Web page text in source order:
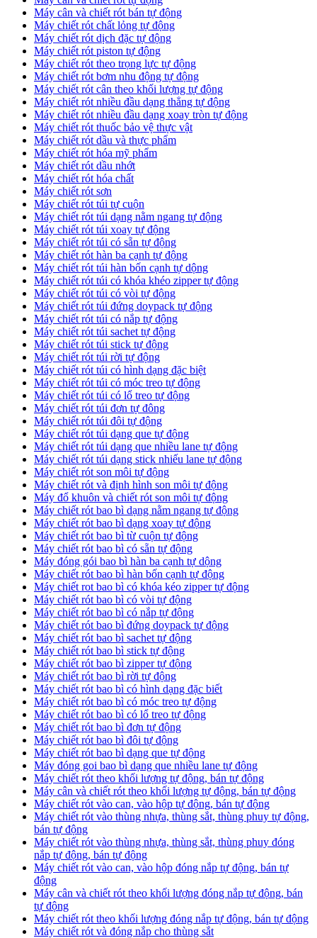
Máy cân và chiết rót bán tự động
​Máy chiết rót chất lỏng tự động
​Máy chiết rót dịch đặc tự động
Máy chiết rót piston tự động
Máy chiết rót theo trọng lực tự động
​Máy chiết rót bơm nhu động tự động
Máy chiết rót cân theo khối lượng tự động
​Máy chiết rót nhiều đầu dạng thẳng tự động
​Máy chiết rót nhiều đầu dạng xoay tròn tự động
Máy chiết rót thuốc bảo vệ thực vật
Máy chiết rót dầu và thực phẩm
Máy chiết rót hóa mỹ phẩm
Máy chiết rót dầu nhớt
Máy chiết rót hóa chất
Máy chiết rót sơn
Máy chiết rót túi tự cuộn
Máy chiết rót túi dạng nằm ngang tự động
Máy chiết rót túi xoay tự động
Máy chiết rót túi có sẵn tự động
Máy chiết rót hàn ba cạnh tự động
Máy chiết rót túi hàn bốn cạnh tự dộng
Máy chiết rót túi có khóa khéo zipper tự động
Máy chiết rót túi có vòi tự động
Máy chiết rót túi đứng doypack tự động
Máy chiết rót túi có nắp tự động
Máy chiết rót túi sachet tự động
Máy chiết rót túi stick tự động
Máy chiết rót túi rời tự động
Máy chiết rót túi có hình dạng đặc biệt
Máy chiết rót túi có móc treo tự động
Máy chiết rót túi có lổ treo tự động
Máy chiết rót túi đơn tự đông
Máy chiết rót túi đôi tự động
Máy chiết rót túi dạng que tự động
Máy chiết rót túi dạng que nhiều lane tự động
Máy chiết rót túi dạng stick nhiếu lane tự động
Máy chiết rót son môi tự động
Máy chiết rót và định hình son môi tự động
Máy đổ khuôn và chiết rót son môi tự động
Máy chiết rót bao bì dạng nằm ngang tự động
Máy chiết rót bao bì dạng xoay tự động
Máy chiết rót bao bì từ cuộn tự động
Máy chiết rót bao bì có sẵn tự động
Máy đóng gói bao bì hàn ba cạnh tự dộng
Máy chiết rót bao bì hàn bốn cạnh tự động
Máy chiết rot bao bì có khóa kéo zipper tự động
Máy chiết rót bao bì có vòi tự động
Máy chiết rót bao bì có nắp tự động
Máy chiết rót bao bì đứng doypack tự động
Máy chiết rót bao bì sachet tự động
Máy chiết rót bao bì stick tự động
Máy chiết rót bao bì zipper tự động
Máy chiết rót bao bì rời tự động
Máy chiết rót bao bì có hình dạng đặc biết
Máy chiết rót bao bì có móc treo tự động
Máy chiết rót bao bì có lổ treo tự động
Máy chiết rót bao bì đơn tự động
Máy chiết rót bao bì đôi tự động
Máy chiết rót bao bì dạng que tự động
Máy đóng goi bao bì dạng que nhiều lane tự động
Máy chiết rót theo khối lượng tự động, bán tự động
Máy cân và chiết rót theo khối lượng tự động, bán tự động
Máy chiết rót vào can, vào hộp tự động, bán tự động
Máy chiết rót vào thùng nhựa, thùng sắt, thùng phuy tự động,
bán tự động
Máy chiết rót vào thùng nhựa, thùng sắt, thùng phuy đóng
nắp tự động, bán tự động
Máy chiết rót vào can, vào hộp đóng nắp tự động, bán tự
động
Máy cân và chiết rót theo khối lượng đóng nắp tự động, bán
tự động
Máy chiết rót theo khối lượng đóng nắp tự động, bán tự động
Máy chiết rót và đóng nắp cho thùng sắt